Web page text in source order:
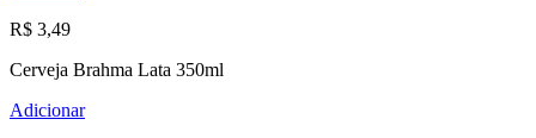
R$ 3,49
Cerveja Brahma Lata 350ml
Adicionar